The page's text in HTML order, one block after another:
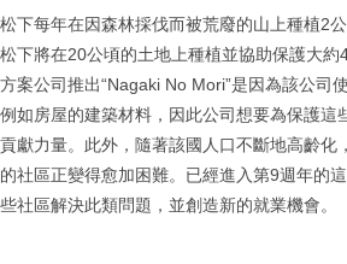
松下每年在因森林採伐而被荒廢的山上種植2
松下將在20公頃的土地上種植並協助保護大
方案公司推出“Nagaki No Mori”是因為該公司
例如房屋的建築材料，因此公司想要為保護這
貢獻力量。此外，隨著該國人口不斷地高齡化
的社區正變得愈加困難。已經進入第9週年的
些社區解決此類問題，並創造新的就業機會。